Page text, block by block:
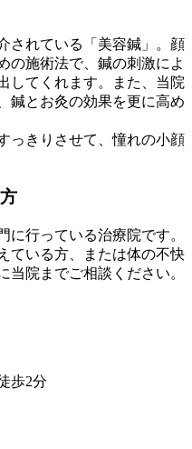
されている「美容鍼」。顔
の施術法で、鍼の刺激によ
してくれます。また、当院
鍼とお灸の効果を更に高め
っきりさせて、憧れの小顔
に行っている治療院です。
ている方、または体の不快
当院までご相談ください。
歩2分